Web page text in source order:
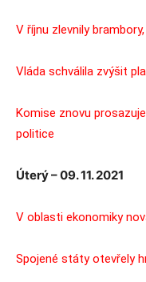
V říjnu zlevnily
Vláda schválila zvýšit
Komise znovu
politice
Úterý – 09. 11. 2021
V oblasti ekonomiky
Spojené státy otevřely